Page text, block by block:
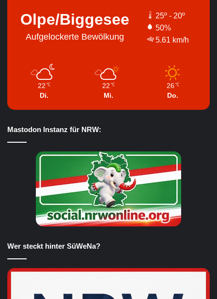
Olpe/Biggesee
Aufgelockerte Bewölkung
25º - 20º
50%
5.61 km/h
22 ℃
Di.
22 ℃
Mi.
26 ℃
Do.
Mastodon Instanz für NRW:
Wer steckt hinter SüWeNa?